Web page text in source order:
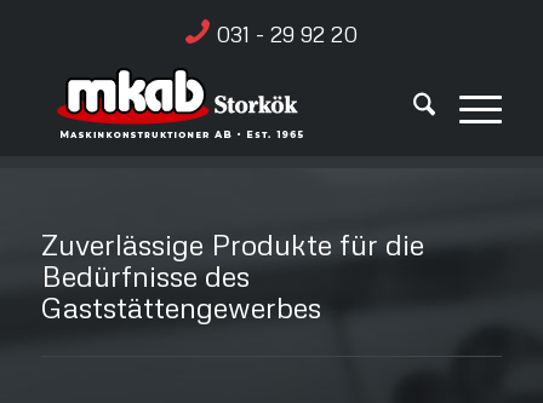
031 - 29 92 20
Zuverlässige Produkte für die
Bedürfnisse des
Gaststättengewerbes